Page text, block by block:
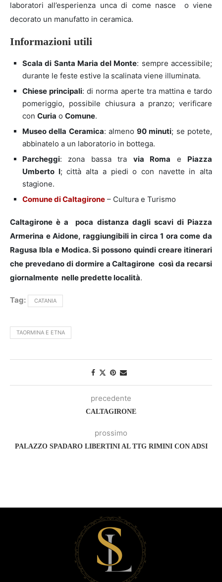
laboratori all’esperienza unca di come nasce o viene
decorato un manufatto in ceramica.
Informazioni utili
Scala di Santa Maria del Monte: sempre accessibile;
durante le feste estive la scalinata viene illuminata.
Chiese principali: di norma aperte tra mattina e tardo
pomeriggio, possibile chiusura a pranzo; verificare
con Curia o Comune.
Museo della Ceramica: almeno90 minuti; se potete,
abbinatelo a un laboratorio in bottega.
Parcheggi: zona bassa tra via Roma e Piazza
Umberto I; città alta a piedi o con navette in alta
stagione.
Comune di Caltagirone – Cultura e Turismo
Caltagirone è a poca distanza dagli scavi di Piazza
Armerina e Aidone, raggiungibili in circa 1 ora come da
Ragusa Ibla e Modica. Si possono quindi creare itinerari
che prevedano di dormire a Caltagirone così da recarsi
giornalmente nelle predette località.
Tag: CATANIA
TAORMINA E ETNA
precedente
CALTAGIRONE
prossimo
PALAZZO SPADARO LIBERTINI AL TTG RIMINI CON ADSI